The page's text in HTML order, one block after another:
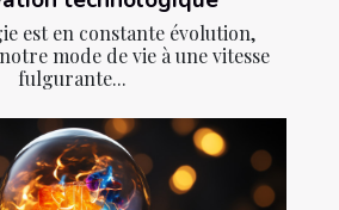
est en constante évolution,
mode de vie à une vitesse
fulgurante...